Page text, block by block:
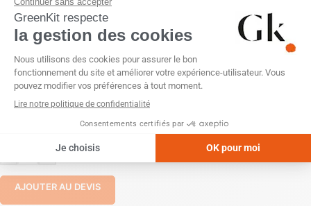
personnalisable avec du texte, une création graphique ou votre
logo !Le carnet français le moins cher du marché !
Profitez-en ?
PERSONNALISATION
Impression numérique (quadri)
AJOUTER AU DEVIS